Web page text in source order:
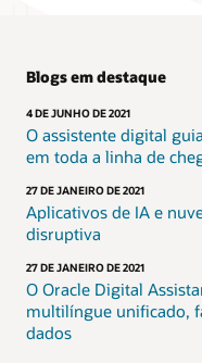
Blogs em destaque
4 DE JUNHO DE 2021
O assistente digital
em toda a linha de
27 DE JANEIRO DE 2021
Aplicativos de IA e
disruptiva
27 DE JANEIRO DE 2021
O Oracle Digital
multilíngue unificado,
dados